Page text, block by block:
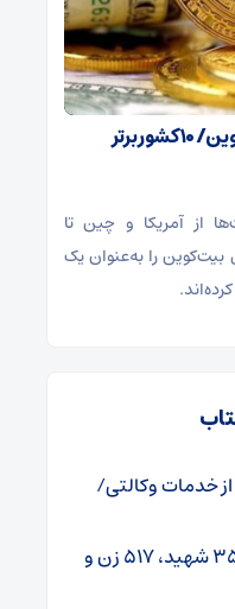
رقابت پنهان دولت‌ها بر سر بیت‌کوین/ ۱۰ کشور برتر
از آمریکا و چین تا
بیت‌کوین را به‌عنوان یک
جنگ از خدمات وکالتی/
آمار شهدای جنگ رمضان؛ 3519 شهید، 517 زن و